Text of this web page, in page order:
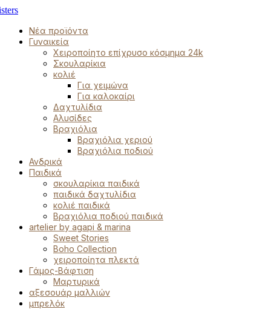
Νέα προϊόντα
Γυναικεία
Χειροποίητο επίχρυσο κόσμημα 24k
Σκουλαρίκια
κολιέ
Για χειμώνα
Για καλοκαίρι
Δαχτυλίδια
Αλυσίδες
Βραχιόλια
Βραχιόλια χεριού
Βραχιόλια ποδιού
Ανδρικά
Παιδικά
σκουλαρίκια παιδικά
παιδικά δαχτυλίδια
κολιέ παιδικά
Βραχιόλια ποδιού παιδικά
artelier by agapi & marina
Sweet Stories
Boho Collection
χειροποίητα πλεκτά
Γάμος-Βάφτιση
Μαρτυρικά
αξεσουάρ μαλλιών
μπρελόκ